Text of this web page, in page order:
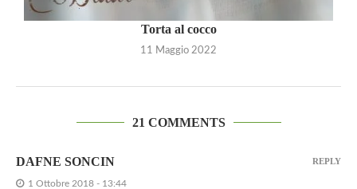
Torta al cocco
11 Maggio 2022
21 COMMENTS
DAFNE SONCIN
1 Ottobre 2018 - 13:44
REPLY